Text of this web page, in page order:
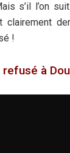
s’il l’on
clairement
!
à